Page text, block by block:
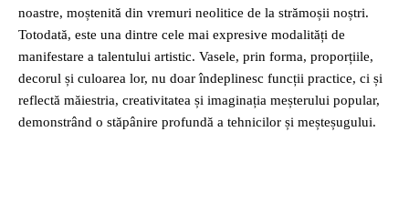
noastre, moștenită din vremuri neolitice de la strămoșii noștri.
Totodată, este una dintre cele mai expresive modalități de
manifestare a talentului artistic. Vasele, prin forma, proporțiile,
decorul și culoarea lor, nu doar îndeplinesc funcții practice, ci și
reflectă măiestria, creativitatea și imaginația meșterului popular,
demonstrând o stăpânire profundă a tehnicilor și meșteșugului.